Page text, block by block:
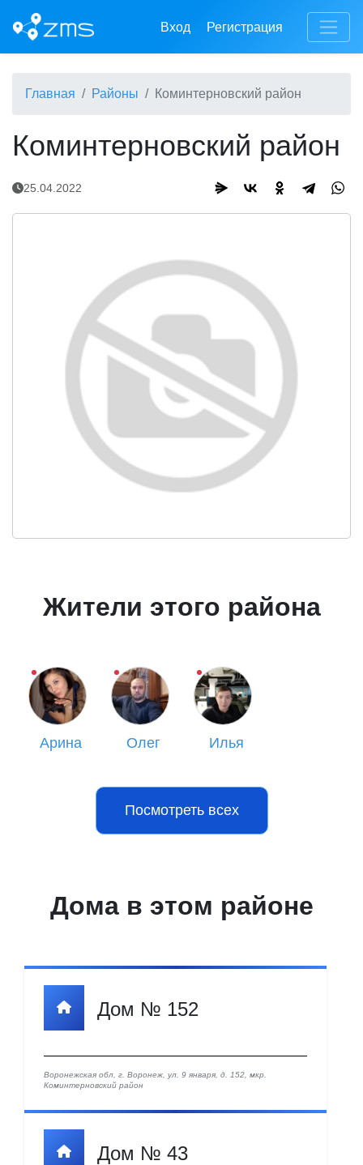
Вход Регистрация
Главная Районы ​Коминтерновский район
​Коминтерновский район
25.04.2022
Жители этого района
Арина Олег Илья
Посмотреть всех
Дома в этом районе
Дом № 152
Воронежская обл, г. Воронеж, ул. 9 января, д. 152, мкр. ​
Коминтерновский район
Дом № 43